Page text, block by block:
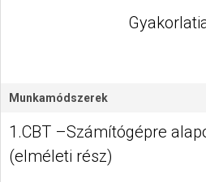
Munkamódszerek
1.CBT –Számítógépre
(elméleti rész)